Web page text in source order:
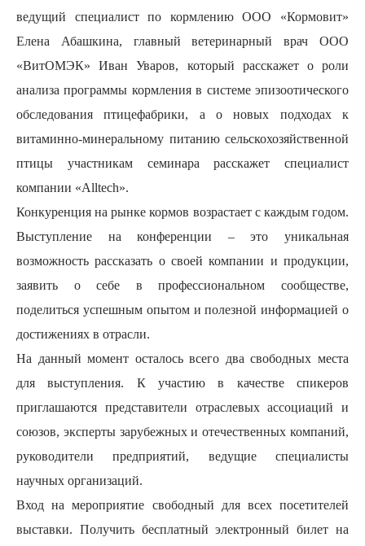
ведущий специалист по кормлению ООО «Кормовит»
Елена Абашкина, главный ветеринарный врач ООО
«ВитОМЭК» Иван Уваров, который расскажет о роли
анализа программы кормления в системе эпизоотического
обследования птицефабрики, а о новых подходах к
витаминно-минеральному питанию сельскохозяйственной
птицы участникам семинара расскажет специалист
компании «Alltech».
Конкуренция на рынке кормов возрастает с каждым годом.
Выступление на конференции – это уникальная
возможность рассказать о своей компании и продукции,
заявить о себе в профессиональном сообществе,
поделиться успешным опытом и полезной информацией о
достижениях в отрасли.
На данный момент осталось всего два свободных места
для выступления. К участию в качестве спикеров
приглашаются представители отраслевых ассоциаций и
союзов, эксперты зарубежных и отечественных компаний,
руководители предприятий, ведущие специалисты
научных организаций.
Вход на мероприятие свободный для всех посетителей
выставки. Получить бесплатный электронный билет на